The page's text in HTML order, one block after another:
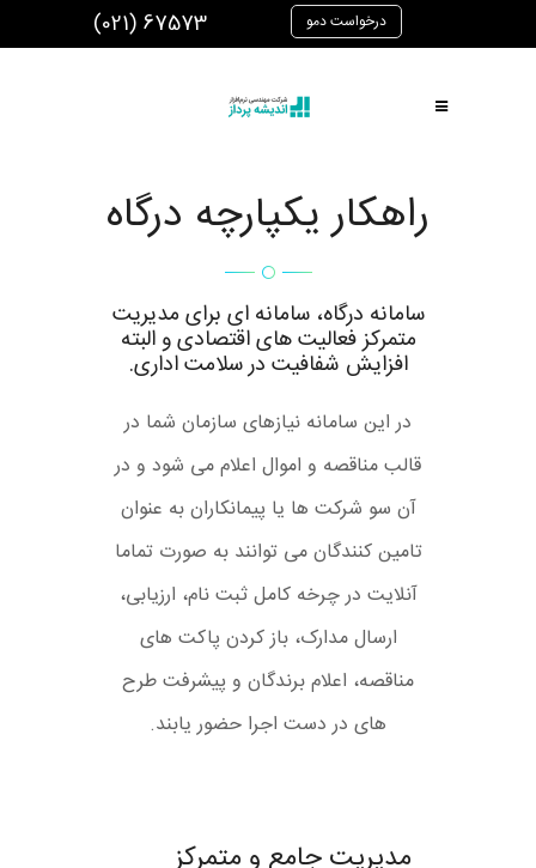
درخواست دمو (021) 67573
راهکار یکپارچه درگاه
سامانه درگاه، سامانه ای برای مدیریت
متمرکز فعالیت های اقتصادی و البته
افزایش شفافیت در سلامت اداری.
در این سامانه نیازهای سازمان شما در
قالب مناقصه و اموال اعلام می شود و در
آن سو شرکت ها یا پیمانکاران به عنوان
تامین کنندگان می توانند به صورت تماما
آنلایت در چرخه کامل ثبت نام، ارزیابی،
ارسال مدارک، باز کردن پاکت های
مناقصه، اعلام برندگان و پیشرفت طرح
های در دست اجرا حضور یابند.
مدیریت جامع و متمرکز